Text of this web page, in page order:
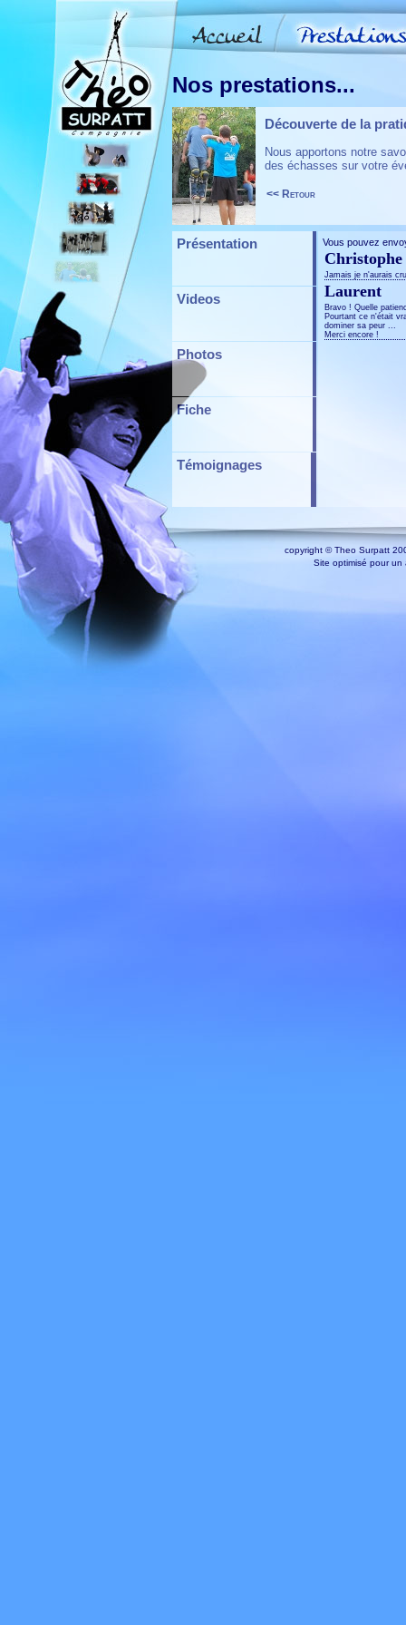
Nos prestations...
Découverte de la
Nous apportons notre
des échasses sur votre
<< Retour
Présentation
Videos
Photos
Fiche
Témoignages
Vous pouvez
Christophe
Jamais je n'aurais
Laurent
Bravo ! Quelle
Pourtant ce n'était
dominer sa peur ...
Merci encore !
copyright © Theo Surpatt
Site optimisé pour